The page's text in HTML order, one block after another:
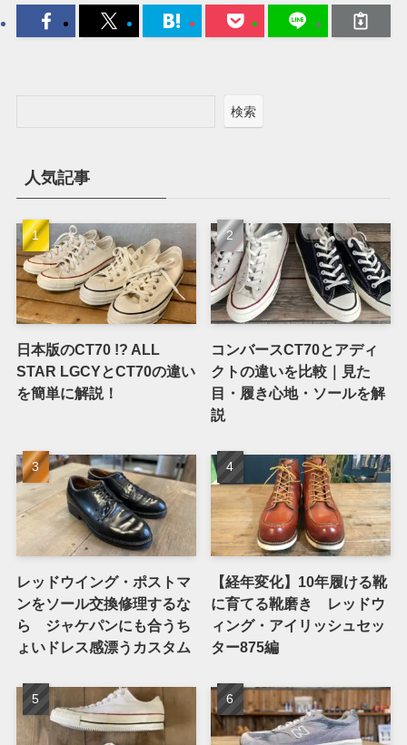
検索
人気記事
日本版のCT70 !? ALL
STAR LGCYとCT70の違い
を簡単に解説！
コンバースCT70とアディ
クトの違いを比較｜見た
目・履き心地・ソールを解
説
レッドウイング・ポストマ
ンをソール交換修理するな
ら ジャケパンにも合うち
ょいドレス感漂うカスタム
【経年変化】10年履ける靴
に育てる靴磨き レッドウ
ィング・アイリッシュセッ
ター875編